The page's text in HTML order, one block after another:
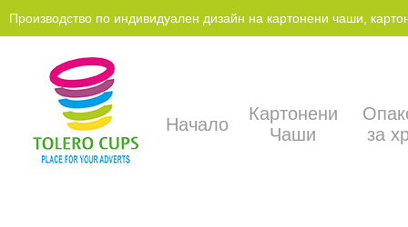
Производство по индивидуален дизайн на картонени чаши,
Начало
Картонени
Чаши
за